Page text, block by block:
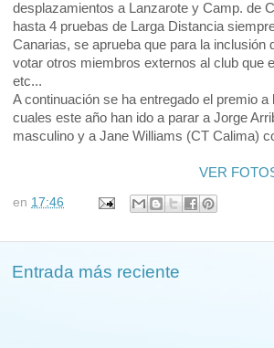
desplazamientos a Lanzarote y Camp. de
hasta 4 pruebas de Larga Distancia
Canarias, se aprueba que para la inclusión
votar otros miembros externos al club que
etc...
A continuación se ha entregado el premio
cuales este año han ido a parar a Jorge
masculino y a Jane Williams (CT Calima)
VER
en 17:46
Entrada más reciente